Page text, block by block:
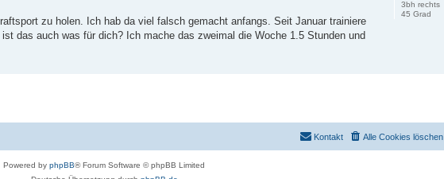
3bh rechts
45 Grad
zu holen. Ich hab da viel falsch gemacht anfangs. Seit Januar trainiere
das auch was für dich? Ich mache das zweimal die Woche 1.5 Stunden und
Alle Cookies löschen
Kontakt
Powered by phpBB® Forum Software © phpBB Limited